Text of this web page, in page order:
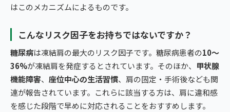
はこのメカニズムによるものです。
こんなリスク因子をお持ちではないですか？
糖尿病は凍結肩の最大のリスク因子です。糖尿病患者の10〜
36%が凍結肩を発症するとされています。そのほか、 甲状腺
機能障害、 座位中心の生活習慣、肩の固定・手術後なども関
連が報告されています。これらに該当する方は、肩に違和感
を感じた段階で早めに対応されることをおすすめします。